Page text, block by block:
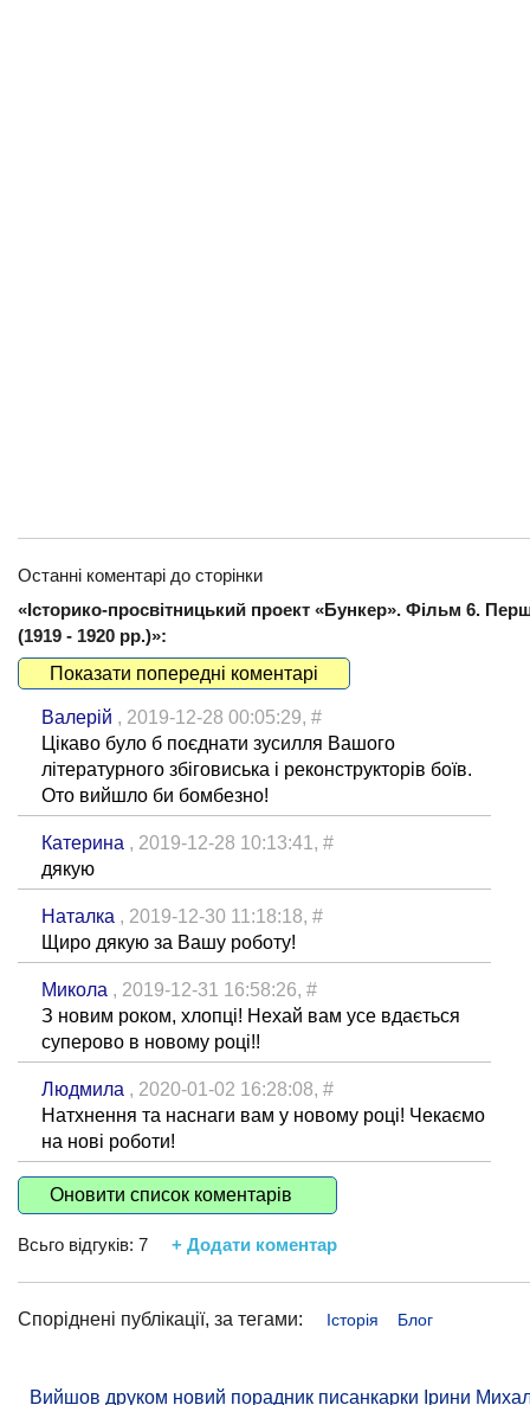
Останні коментарі до сторінки
«Історико-просвітницький проект «Бункер». Фільм 6.
(1919 - 1920 рр.)»:
Показати попередні коментарі
Валерій , 2019-12-28 00:05:29, #
Цікаво було б поєднати зусилля Вашого
літературного збіговиська і реконструкторів боїв.
Ото вийшло би бомбезно!
Катерина , 2019-12-28 10:13:41, #
дякую
Наталка , 2019-12-30 11:18:18, #
Щиро дякую за Вашу роботу!
Микола , 2019-12-31 16:58:26, #
З новим роком, хлопці! Нехай вам усе вдається
суперово в новому році!!
Людмила , 2020-01-02 16:28:08, #
Натхнення та наснаги вам у новому році! Чекаємо
на нові роботи!
Оновити список коментарів
Всьго відгуків: 7 + Додати коментар
Споріднені публікації, за тегами: Історія Блог
Вийшов друком новий порадник писанкарки Ірини